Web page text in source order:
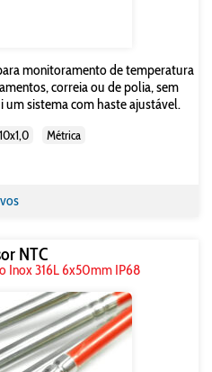
monitoramento de temperatura
correia ou de polia, sem
um sistema com haste ajustável.
Métrica
NTC
Inox 316L 6x50mm IP68